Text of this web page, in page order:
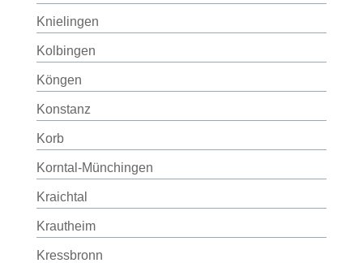
Knielingen
Kolbingen
Köngen
Konstanz
Korb
Korntal-Münchingen
Kraichtal
Krautheim
Kressbronn